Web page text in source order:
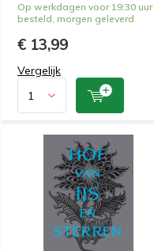
Op werkdagen voor 19:30 uur
besteld, morgen geleverd
€ 13,99
Vergelijk